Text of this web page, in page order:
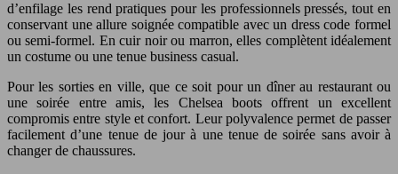
d’enfilage les rend pratiques pour les professionnels pressés, tout en
conservant une allure soignée compatible avec un dress code formel
ou semi-formel. En cuir noir ou marron, elles complètent idéalement
un costume ou une tenue business casual.
Pour les sorties en ville, que ce soit pour un dîner au restaurant ou
une soirée entre amis, les Chelsea boots offrent un excellent
compromis entre style et confort. Leur polyvalence permet de passer
facilement d’une tenue de jour à une tenue de soirée sans avoir à
changer de chaussures.